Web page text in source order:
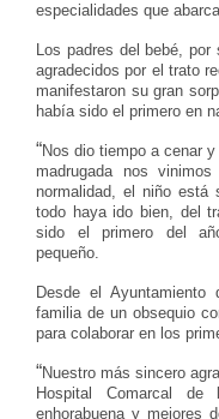
especialidades que
Los padres del bebé,
agradecidos por el trato
manifestaron su gran
había sido el primero en
“Nos dio tiempo a cenar
madrugada nos
normalidad, el niño
todo haya ido bien, del
sido el primero del
pequeño.
Desde el
familia de un obsequio
para colaborar en los
“Nuestro más sincero
Hospital Comarcal
enhorabuena y mejores